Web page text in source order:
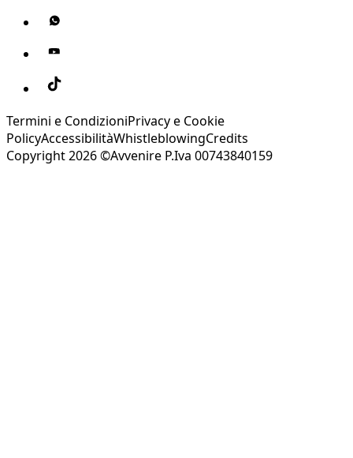
Termini e CondizioniPrivacy e Cookie
PolicyAccessibilitàWhistleblowingCredits
Copyright 2026 ©Avvenire P.Iva 00743840159